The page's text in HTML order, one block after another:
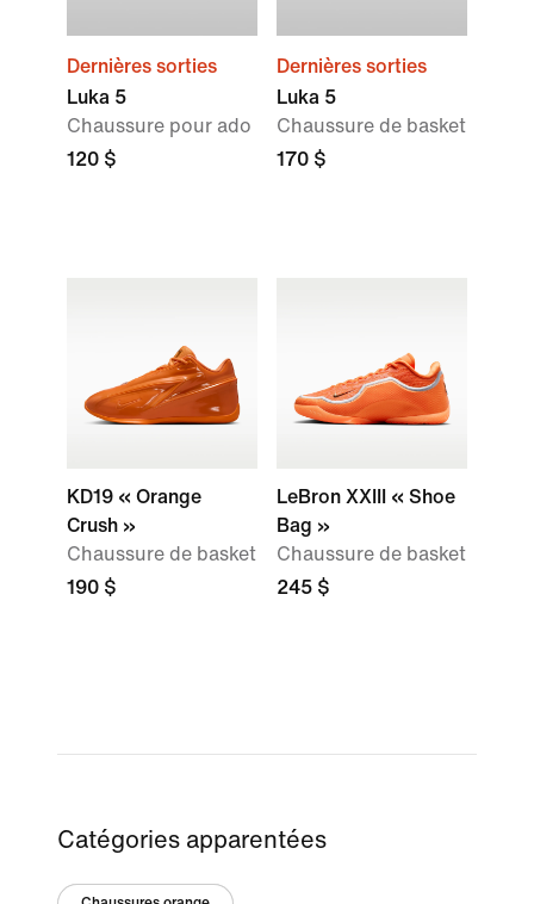
Dernières sorties
Luka 5
Chaussure pour ado
120 $
Dernières sorties
Luka 5
Chaussure de basket
170 $
KD19 « Orange
Crush »
Chaussure de basket
190 $
LeBron XXIII « Shoe
Bag »
Chaussure de basket
245 $
Catégories apparentées